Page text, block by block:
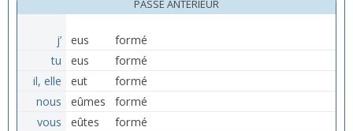
PASSÉ ANTÉRIEUR
j’ eus
formé
tu
eus
formé
il, elle
eut
formé
nous
eûmes
formé
vous
eûtes
formé